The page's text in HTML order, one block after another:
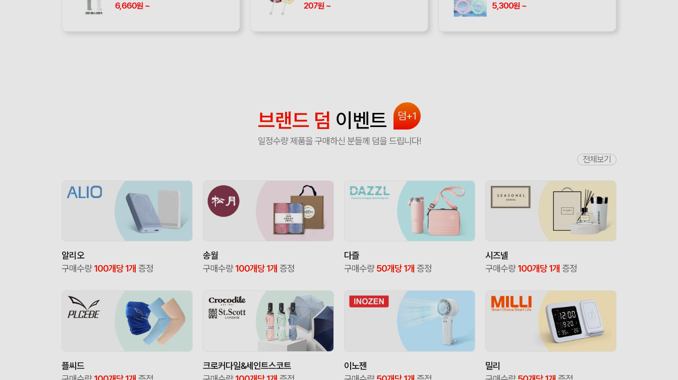
6,660원 ~
207원~
5,300원~
브랜드 덤 이벤트 덤+1
일정수량 제품을 구매하신 분들께 덤을 드립니다!
전체보기
알리오
구매수량100개당 1개 증정
송월
구매수량100개당 1개 증정
다즐
구매수량50개당 1개 증정
시즈넬
구매수량100개당 1개 증정
플씨드
크로커다일&세인트스코트
이노젠
밀리